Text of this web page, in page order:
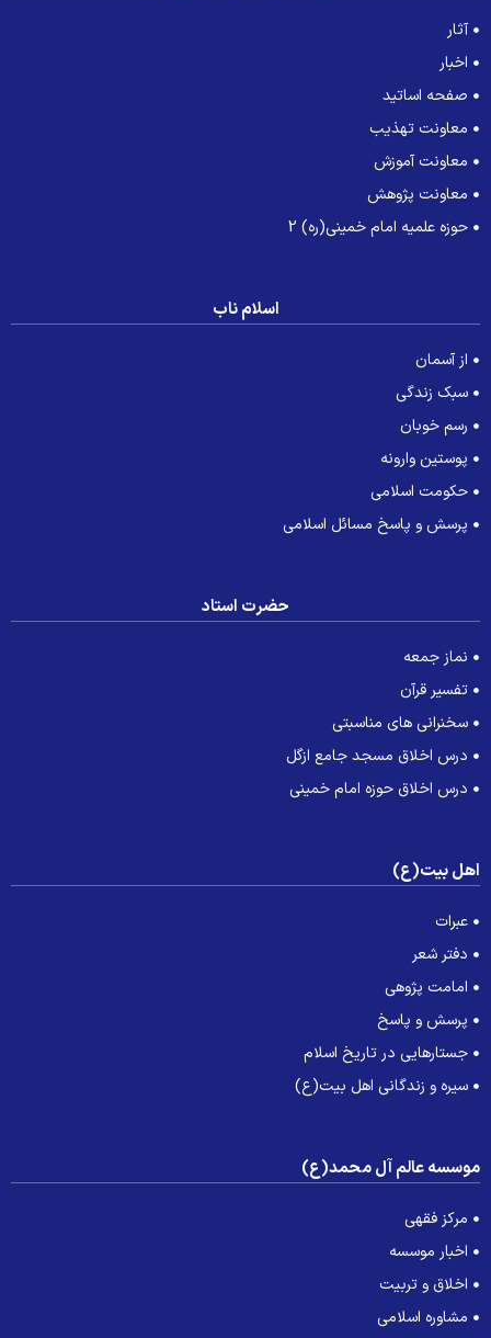
آثار
اخبار
صفحه اساتید
معاونت تهذیب
معاونت آموزش
معاونت پژوهش
حوزه علمیه امام خمینی(ره) 2
اسلام ناب
از آسمان
سبک زندگی
رسم خوبان
پوستین وارونه
حکومت اسلامی
پرسش و پاسخ مسائل اسلامی
حضرت استاد
نماز جمعه
تفسیر قرآن
سخنرانی های مناسبتی
درس اخلاق مسجد جامع ازگل
درس اخلاق حوزه امام خمینی
بیت(ع)
عبرات
دفتر شعر
امامت پژوهی
پرسش و پاسخ
جستارهایی در تاریخ اسلام
سیره و زندگانی اهل بیت(ع)
عالم آل محمد(ع)
مرکز فقهی
اخبار موسسه
اخلاق و تربیت
مشاوره اسلامی